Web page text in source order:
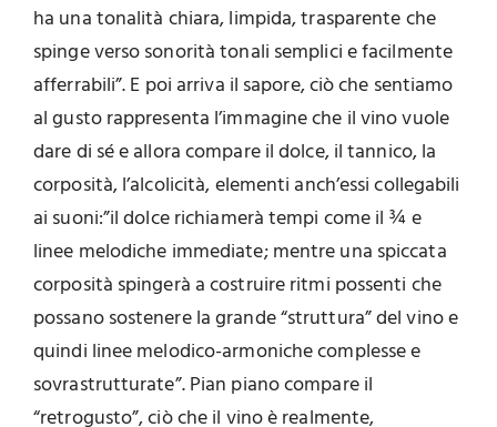
ha una tonalità chiara, limpida, trasparente che
spinge verso sonorità tonali semplici e facilmente
afferrabili”. E poi arriva il sapore, ciò che sentiamo
al gusto rappresenta l’immagine che il vino vuole
dare di sé e allora compare il dolce, il tannico, la
corposità, l’alcolicità, elementi anch’essi collegabili
ai suoni:”il dolce richiamerà tempi come il ¾ e
linee melodiche immediate; mentre una spiccata
corposità spingerà a costruire ritmi possenti che
possano sostenere la grande “struttura” del vino e
quindi linee melodico-armoniche complesse e
sovrastrutturate”. Pian piano compare il
“retrogusto”, ciò che il vino è realmente,